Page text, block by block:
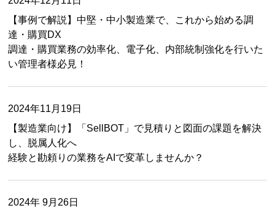
【事例で解説】中堅・中小製造業で、これから始める調
達・購買DX
調達・購買業務の効率化、電子化、内部統制強化を行いた
い管理者様必見！
2024年11月19日
【製造業向け】「SellBOT」で見積りと図面の課題を解決
し、脱属人化へ
経験と勘頼りの業務をAIで変革しませんか？
2024年 9月26日